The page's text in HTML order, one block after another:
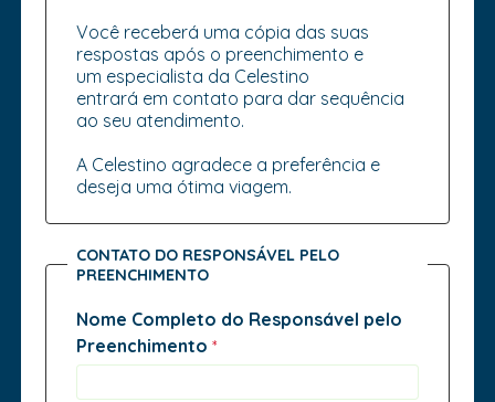
Você receberá uma cópia das suas
respostas após o preenchimento e
um especialista da Celestino
entrará em contato para dar sequência
ao seu atendimento.
A Celestino agradece a preferência e
deseja uma ótima viagem.
CONTATO DO RESPONSÁVEL PELO
PREENCHIMENTO
Nome Completo do Responsável pelo
Preenchimento